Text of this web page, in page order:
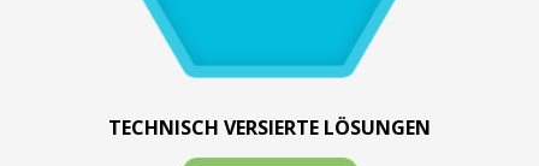
TECHNISCH VERSIERTE LÖSUNGEN